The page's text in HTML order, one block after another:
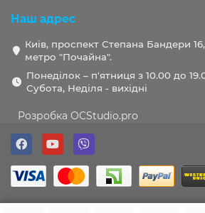
Наш адрес
Київ, проспект Степана Бандери 16,
метро "Почайна".
Понеділок – п'ятниця з 10.00 до
Субота, Неділя - вихідні
Розробка OCStudio.pro